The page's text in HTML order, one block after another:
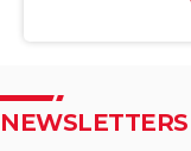
NEWSLETTERS